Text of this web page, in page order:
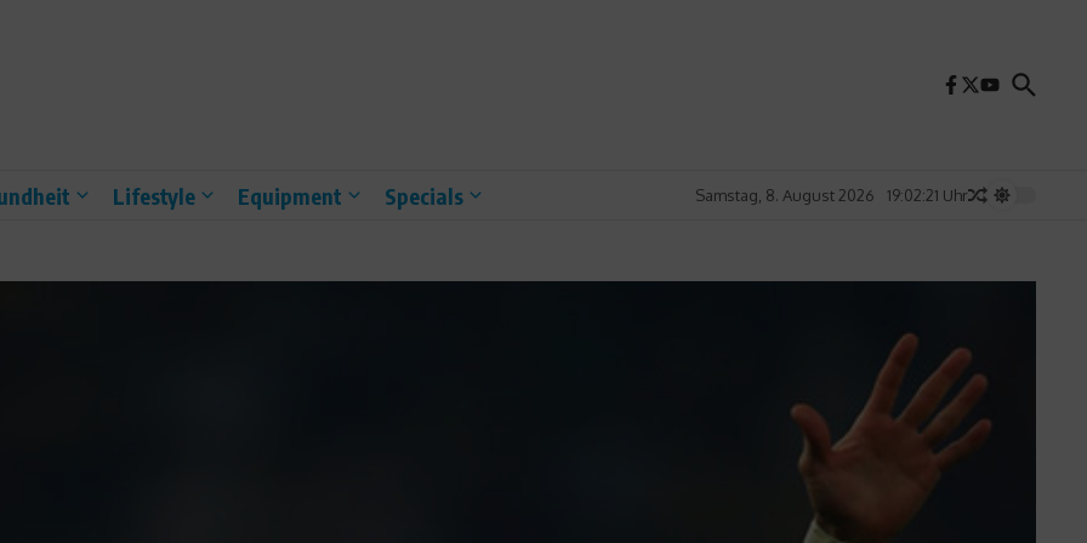
Lifestyle Equipment Specials Samstag, 8. August 2026 19:02:23 Uhr